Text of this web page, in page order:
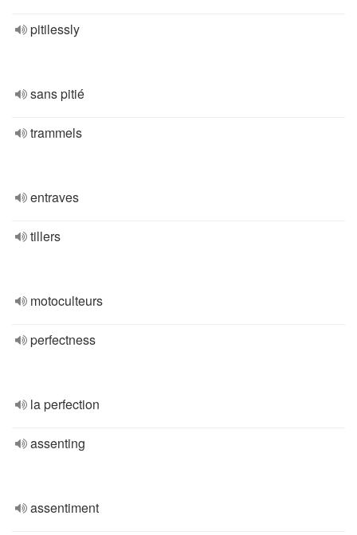
pitilessly
sans pitié
trammels
entraves
tillers
motoculteurs
perfectness
la perfection
assenting
assentiment